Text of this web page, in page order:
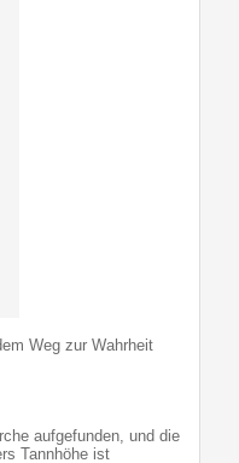
Weg zur Wahrheit
aufgefunden, und die
Tannhöhe ist